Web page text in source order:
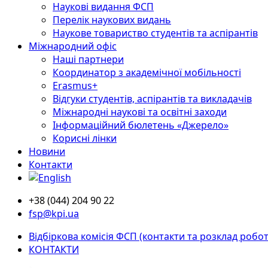
Наукові видання ФСП
Перелік наукових видань
Наукове товариство студентів та аспірантів
Міжнародний офіс
Наші партнери
Координатор з академічної мобільності
Erasmus+
Відгуки студентів, аспірантів та викладачів
Міжнародні наукові та освітні заходи
Інформаційний бюлетень «Джерело»
Корисні лінки
Новини
Контакти
+38 (044) 204 90 22
fsp@kpi.ua
Відбіркова комісія ФСП (контакти та розклад
КОНТАКТИ